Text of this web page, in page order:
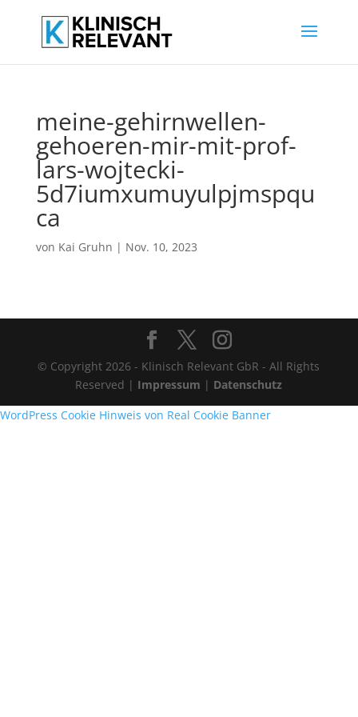
meine-gehirnwellen-
gehoeren-mir-mit-prof-
lars-wojtecki-
5d7iumxumuyulpjmspqu
ca
von Kai Gruhn | Nov. 10, 2023
© Copyright 2026 - Klinisch Relevant GbR - All Rights
Reserved | Impressum | Datenschutz
WordPress Cookie Hinweis von Real Cookie Banner